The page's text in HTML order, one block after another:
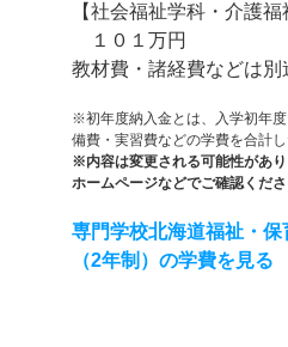
【社会福祉学科・介護福
１０１万円
教材費・諸経費などは別
※初年度納入金とは、入学初年
備費・実習費などの学費を合計し
※内容は変更される可能性があ
ホームページなどでご確認くださ
専門学校北海道福祉・
（2年制）の学費を見る